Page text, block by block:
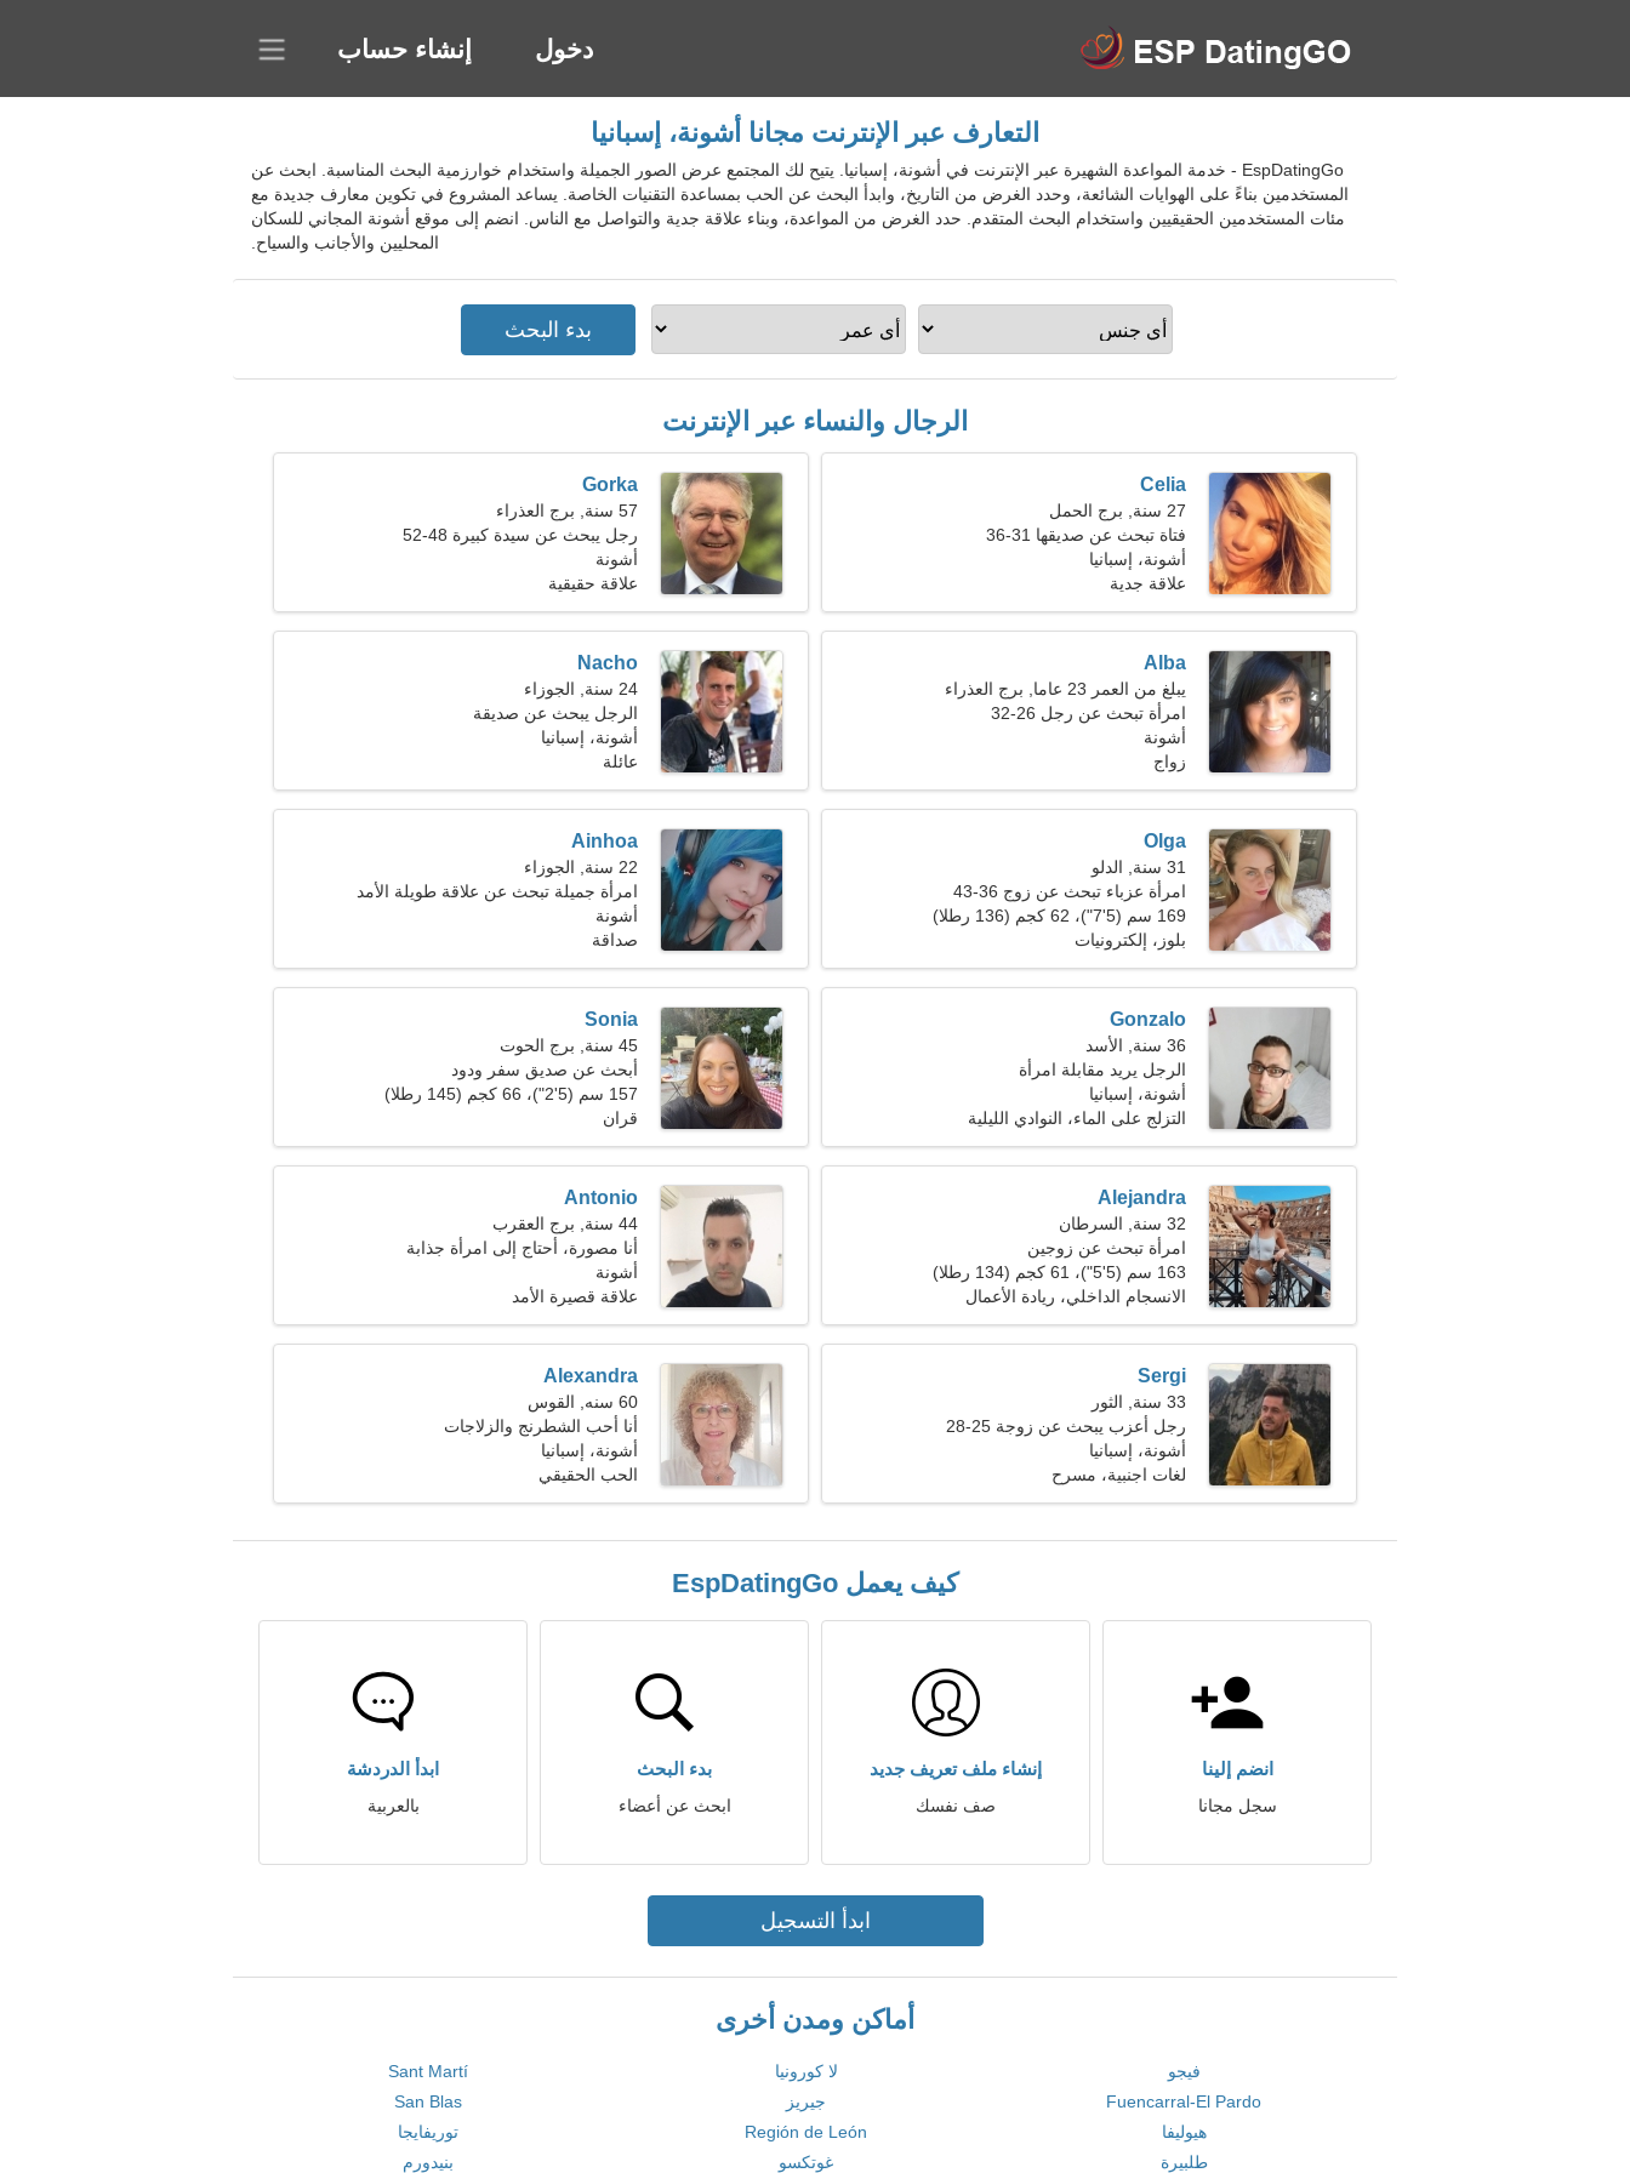
دخول إنشاء حساب
التعارف عبر الإنترنت مجانا أشونة، إسبانيا
EspDatingGo - خدمة المواعدة الشهيرة عبر الإنترنت في أشونة، إسبانيا. يتيح لك المجتمع عرض الصور الجميلة واستخدام خوارزمية البحث المناسبة. ابحث عن
المستخدمين بناءً على الهوايات الشائعة، وحدد الغرض من التاريخ، وابدأ البحث عن الحب بمساعدة التقنيات الخاصة. يساعد المشروع في تكوين معارف جديدة مع
مئات المستخدمين الحقيقيين واستخدام البحث المتقدم. حدد الغرض من المواعدة، وبناء علاقة جدية والتواصل مع الناس. انضم إلى موقع أشونة المجاني للسكان
المحليين والأجانب والسياح.
الرجال والنساء عبر الإنترنت
Celia
27 سنة, برج الحمل
فتاة تبحث عن صديقها 31-36
أشونة، إسبانيا
علاقة جدية
Gorka
57 سنة, برج العذراء
رجل يبحث عن سيدة كبيرة 48-52
أشونة
علاقة حقيقية
Alba
يبلغ من العمر 23 عاما, برج العذراء
امرأة تبحث عن رجل 26-32
أشونة
زواج
Nacho
24 سنة, الجوزاء
الرجل يبحث عن صديقة
أشونة، إسبانيا
عائلة
Olga
31 سنة, الدلو
امرأة عزباء تبحث عن زوج 36-43
169 سم (5'7")، 62 كجم (136 رطلا)
بلوز، إلكترونيات
Ainhoa
22 سنة, الجوزاء
امرأة جميلة تبحث عن علاقة طويلة الأمد
أشونة
صداقة
Gonzalo
36 سنة, الأسد
الرجل يريد مقابلة امرأة
أشونة، إسبانيا
التزلج على الماء، النوادي الليلية
Sonia
45 سنة, برج الحوت
أبحث عن صديق سفر ودود
157 سم (5'2")، 66 كجم (145 رطلا)
قران
Alejandra
32 سنة, السرطان
امرأة تبحث عن زوجين
163 سم (5'5")، 61 كجم (134 رطلا)
الانسجام الداخلي، ريادة الأعمال
Antonio
44 سنة, برج العقرب
أنا مصورة، أحتاج إلى امرأة جذابة
أشونة
علاقة قصيرة الأمد
Sergi
33 سنة, الثور
رجل أعزب يبحث عن زوجة 25-28
أشونة، إسبانيا
لغات اجنبية، مسرح
Alexandra
60 سنه, القوس
أنا أحب الشطرنج والزلاجات
أشونة، إسبانيا
الحب الحقيقي
كيف يعمل EspDatingGo
انضم إلينا
سجل مجانا
إنشاء ملف تعريف جديد
صف نفسك
بدء البحث
ابحث عن أعضاء
ابدأ الدردشة
بالعربية
ابدأ التسجيل
أماكن ومدن أخرى
فيجو لا كورونيا
Sant Martí
Fuencarral-El Pardo
جيريز
San Blas
هيوليفا
Región de León
توريفايجا
طلبيرة
غوتكسو بنيدورم